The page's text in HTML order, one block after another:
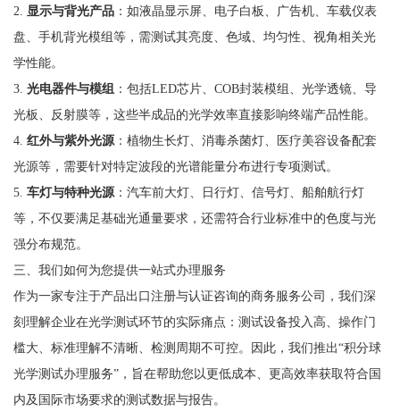
2. 显示与背光产品：如液晶显示屏、电子白板、广告机、车载仪表
盘、手机背光模组等，需测试其亮度、色域、均匀性、视角相关光
学性能。
3. 光电器件与模组 ：包括LED芯片、COB封装模组、光学透镜、导
光板、反射膜等，这些半成品的光学效率直接影响终端产品性能。
4. 红外与紫外光源：植物生长灯、消毒杀菌灯、医疗美容设备配套
光源等，需要针对特定波段的光谱能量分布进行专项测试。
5. 车灯与特种光源：汽车前大灯、日行灯、信号灯、船舶航行灯
等，不仅要满足基础光通量要求，还需符合行业标准中的色度与光
强分布规范。
三、我们如何为您提供一站式办理服务
作为一家专注于产品出口注册与认证咨询的商务服务公司，我们深
刻理解企业在光学测试环节的实际痛点：测试设备投入高、操作门
槛大、标准理解不清晰、检测周期不可控。因此，我们推出“积分球
光学测试办理服务”，旨在帮助您以更低成本、更高效率获取符合国
内及国际市场要求的测试数据与报告。